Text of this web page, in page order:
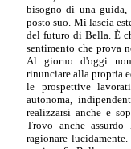
bisogno di una
posto suo. Mi lascia
del futuro di Bella. È
sentimento che prova
Al giorno d'oggi
rinunciare alla propria
le prospettive
autonoma,
realizzarsi anche e
Trovo anche
ragionare